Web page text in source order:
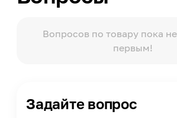
Страна производства
Вопросов по товару пока
первым!
Задайте вопрос